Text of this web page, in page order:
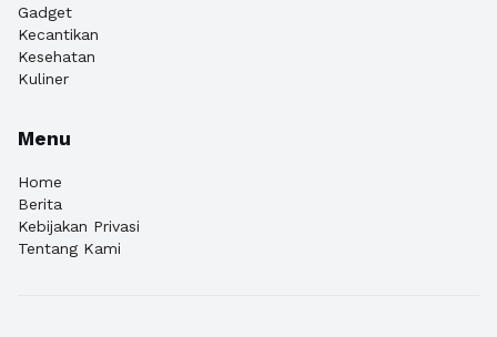
Gadget
Kecantikan
Kesehatan
Kuliner
Menu
Home
Berita
Kebijakan Privasi
Tentang Kami